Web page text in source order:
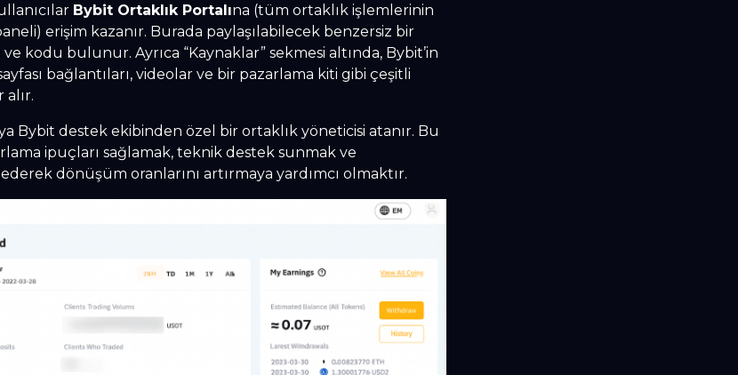
Bybit Ortaklık Portalına (tüm ortaklık işlemlerinin
erişim kazanır. Burada paylaşılabilecek benzersiz bir
kodu bulunur. Ayrıca “Kaynaklar” sekmesi altında, Bybit’in
bağlantıları, videolar ve bir pazarlama kiti gibi çeşitli
Bybit destek ekibinden özel bir ortaklık yöneticisi atanır. Bu
ipuçları sağlamak, teknik destek sunmak ve
dönüşüm oranlarını artırmaya yardımcı olmaktır.